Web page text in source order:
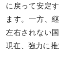
に戻って安定
ます。一方、
左右されない
現在、強力に